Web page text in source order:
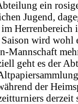
ein
Jugend,
Herrenbereich
wird wohl
Mannschaft
geht es der
der
derzeit